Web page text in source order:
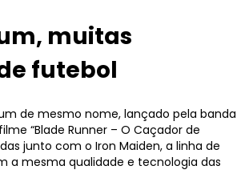
muitas
futebol
de mesmo nome, lançado pela banda
“Blade Runner – O Caçador de
junto com o Iron Maiden, a linha de
a mesma qualidade e tecnologia das